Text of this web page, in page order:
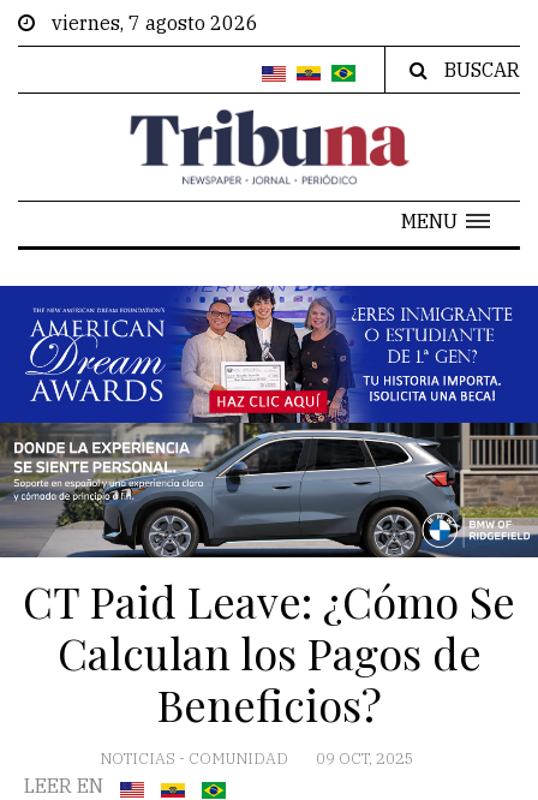
viernes, 7 agosto 2026
BUSCAR
MENU
CT Paid Leave: ¿Cómo Se
Calculan los Pagos de
Beneficios?
NOTICIAS - COMUNIDAD 09 OCT, 2025
LEER EN